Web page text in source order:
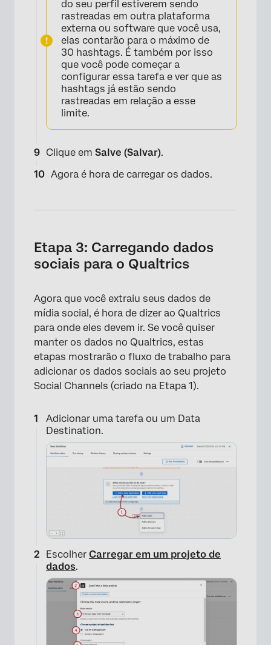
do seu perfil estiverem sendo
rastreadas em outra plataforma
externa ou software que você usa,
elas contarão para o máximo de
30 hashtags. É também por isso
que você pode começar a
configurar essa tarefa e ver que as
hashtags já estão sendo
rastreadas em relação a esse
limite.
Clique em Salve (Salvar).
Agora é hora de carregar os dados.
Etapa 3: Carregando dados
sociais para o Qualtrics
Agora que você extraiu seus dados de
mídia social, é hora de dizer ao Qualtrics
para onde eles devem ir. Se você quiser
manter os dados no Qualtrics, estas
etapas mostrarão o fluxo de trabalho para
adicionar os dados sociais ao seu projeto
Social Channels (criado na Etapa 1).
Adicionar uma tarefa ou um Data
Destination.
Escolher Carregar em um projeto de
dados.